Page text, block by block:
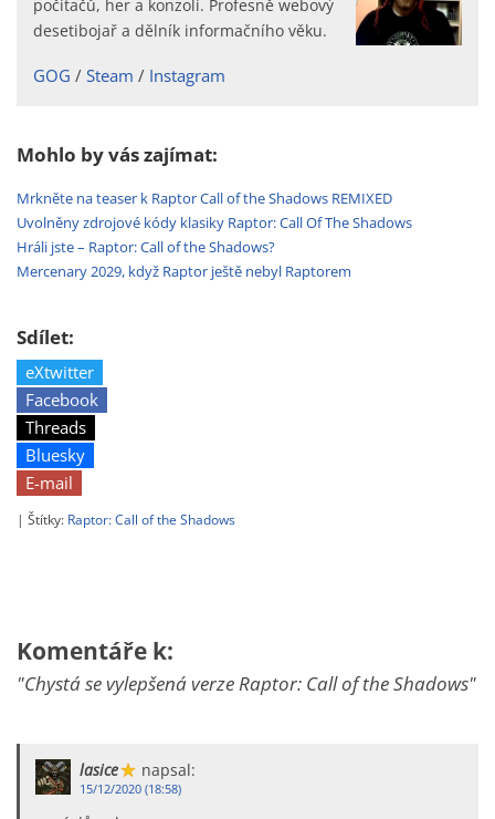
počítačů, her a konzolí. Profesně webový
desetibojař a dělník informačního věku.
GOG Steam Instagram
Mohlo by vás zajímat:
Mrkněte na teaser k Raptor Call of the Shadows REMIXED
Uvolněny zdrojové kódy klasiky Raptor: Call Of The Shadows
Hráli jste – Raptor: Call of the Shadows?
Mercenary 2029, když Raptor ještě nebyl Raptorem
Sdílet:
eXtwitter
Facebook
Threads
Bluesky
E-mail
| Štítky: Raptor: Call of the Shadows
Komentáře k:
"Chystá se vylepšená verze Raptor: Call of the Shadows"
lasice napsal:
15/12/2020 (18:58)